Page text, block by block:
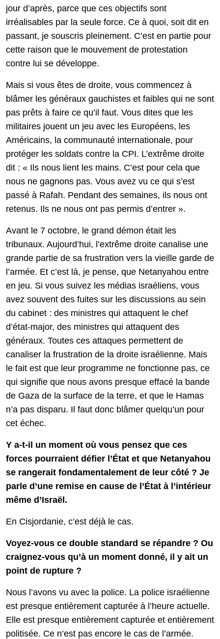
jour d’après, parce que ces objectifs sont
irréalisables par la seule force. Ce à quoi, soit dit en
passant, je souscris pleinement. C’est en partie pour
cette raison que le mouvement de protestation
contre lui se développe.
Mais si vous êtes de droite, vous commencez à
blâmer les généraux gauchistes et faibles qui ne sont
pas prêts à faire ce qu’il faut. Vous dites que les
militaires jouent un jeu avec les Européens, les
Américains, la communauté internationale, pour
protéger les soldats contre la CPI. L’extrême droite
dit : « Ils nous lient les mains. C’est pour cela que
nous ne gagnons pas. Vous avez vu ce qui s’est
passé à Rafah. Pendant des semaines, ils nous ont
retenus. Ils ne nous ont pas permis d’entrer ».
Avant le 7 octobre, le grand démon était les
tribunaux. Aujourd’hui, l’extrême droite canalise une
grande partie de sa frustration vers la vieille garde de
l’armée. Et c’est là, je pense, que Netanyahou entre
en jeu. Si vous suivez les médias israéliens, vous
avez souvent des fuites sur les discussions au sein
du cabinet : des ministres qui attaquent le chef
d’état-major, des ministres qui attaquent des
généraux. Toutes ces attaques permettent de
canaliser la frustration de la droite israélienne. Mais
le fait est que leur programme ne fonctionne pas, ce
qui signifie que nous avons presque effacé la bande
de Gaza de la surface de la terre, et que le Hamas
n’a pas disparu. Il faut donc blâmer quelqu’un pour
cet échec.
Y a-t-il un moment où vous pensez que ces
forces pourraient défier l’État et que Netanyahou
se rangerait fondamentalement de leur côté ? Je
parle d’une remise en cause de l’État à l’intérieur
même d’Israël.
En Cisjordanie, c’est déjà le cas.
Voyez-vous ce double standard se répandre ? Ou
craignez-vous qu’à un moment donné, il y ait un
point de rupture ?
Nous l’avons vu avec la police. La police israélienne
est presque entièrement capturée à l’heure actuelle.
Elle est presque entièrement capturée et entièrement
politisée. Ce n’est pas encore le cas de l’armée.